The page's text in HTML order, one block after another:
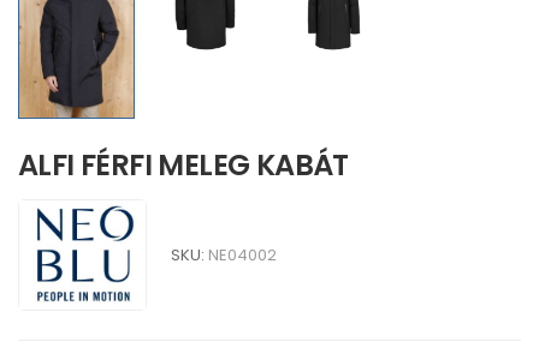
ALFI FÉRFI MELEG KABÁT
SKU: NE04002